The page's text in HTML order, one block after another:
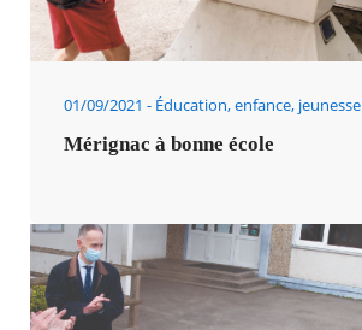
01/09/2021 Éducation, enfance, jeunesse
Mérignac à bonne école